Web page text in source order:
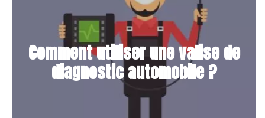
Comment utiliser une valise de
diagnostic automobile ?